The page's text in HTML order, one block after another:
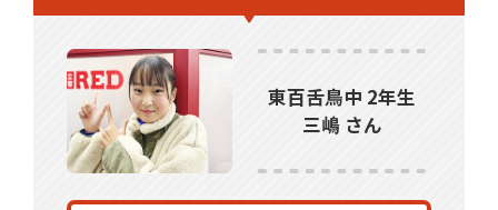
無料体験の
お問合わせは東百舌鳥中 2年生
三嶋 さん